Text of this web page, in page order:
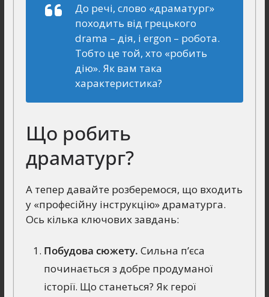
До речі, слово «драматург»
походить від грецького
drama – дія, і ergon – робота.
Тобто це той, хто «робить
дію». Як вам така
характеристика?
Що робить
драматург?
А тепер давайте розберемося, що входить
у «професійну інструкцію» драматурга.
Ось кілька ключових завдань:
Побудова сюжету. Сильна п’єса
починається з добре продуманої
історії. Що станеться? Як герої